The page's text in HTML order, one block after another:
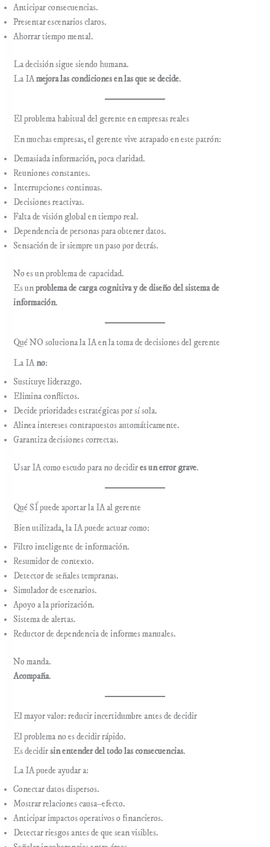
Anticipar consecuencias.
Presentar escenarios claros.
Ahorrar tiempo mental.
La decisión sigue siendo humana.
La IAmejora las condiciones en las que se decide.
El problema habitual del gerente en empresas reales
En muchas empresas, el gerente vive atrapado en este patrón:
Demasiada información, poca claridad.
Reuniones constantes.
Interrupciones continuas.
Decisiones reactivas.
Falta de visión global en tiempo real.
Dependencia de personas para obtener datos.
Sensación de ir siempre un paso por detrás.
No es un problema de capacidad.
Es unproblema de carga cognitiva y de diseño del sistema de
información.
Qué NO soluciona la IA en la toma de decisiones del gerente
La IAno:
Sustituye liderazgo.
Elimina conflictos.
Decide prioridades estratégicas por sí sola.
Alinea intereses contrapuestos automáticamente.
Garantiza decisiones correctas.
Usar IA como escudo para no decidires un error grave.
Qué SÍ puede aportar la IA al gerente
Bien utilizada, la IA puede actuar como:
Filtro inteligente de información.
Resumidor de contexto.
Detector de señales tempranas.
Simulador de escenarios.
Apoyo a la priorización.
Sistema de alertas.
Reductor de dependencia de informes manuales.
No manda.
Acompaña.
El mayor valor: reducir incertidumbre antes de decidir
El problema no es decidir rápido.
Es decidirsin entender del todo las consecuencias.
La IA puede ayudar a:
Conectar datos dispersos.
Mostrar relaciones causa–efecto.
Anticipar impactos operativos o financieros.
Detectar riesgos antes de que sean visibles.